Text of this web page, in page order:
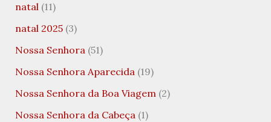
natal(11)
natal 2025(3)
Nossa Senhora(51)
Nossa Senhora Aparecida(19)
Nossa Senhora da Boa Viagem(2)
Nossa Senhora da Cabeça(1)